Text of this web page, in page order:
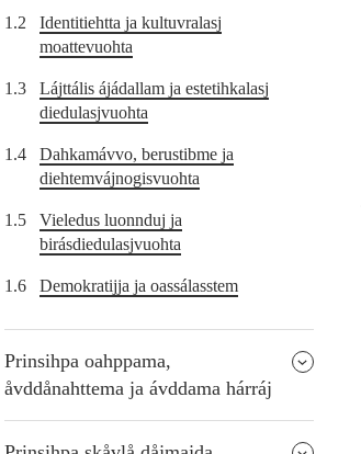
1.2
Identitiehtta ja kultuvralasj
moattevuohta
1.3
Lájttális ájádallam ja estetihkalasj
diedulasjvuohta
1.4
Dahkamávvo, berustibme ja
diehtemvájnogisvuohta
1.5
Vieledus luonnduj ja
birásdiedulasjvuohta
1.6 Demokratijja ja oassálasstem
Prinsihpa oahppama,
åvddånahttema ja ávddama hárráj